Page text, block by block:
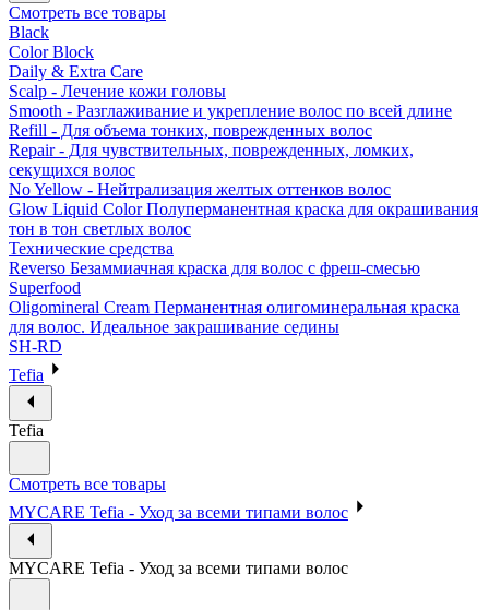
Смотреть все товары
Black
Color Block
Daily & Extra Care
Scalp - Лечение кожи головы
Smooth - Разглаживание и укрепление волос по всей длине
Refill - Для объема тонких, поврежденных волос
Repair - Для чувствительных, поврежденных, ломких,
секущихся волос
No Yellow - Нейтрализация желтых оттенков волос
Glow Liquid Color Полуперманентная краска для окрашивания
тон в тон светлых волос
Технические средства
Reverso Безаммиачная краска для волос с фреш-смесью
Superfood
Oligomineral Cream Перманентная олигоминеральная краска
для волос. Идеальное закрашивание седины
SH-RD
Tefia
Tefia
Смотреть все товары
MYCARE Tefia - Уход за всеми типами волос
MYCARE Tefia - Уход за всеми типами волос